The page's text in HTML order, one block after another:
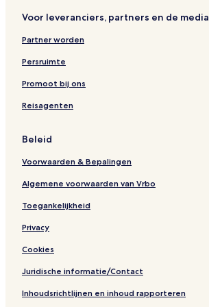
Voor leveranciers, partners en de media
Partner worden
Persruimte
Promoot bij ons
Reisagenten
Beleid
Voorwaarden & Bepalingen
Algemene voorwaarden van Vrbo
Toegankelijkheid
Privacy
Cookies
Juridische informatie/Contact
Inhoudsrichtlijnen en inhoud rapporteren